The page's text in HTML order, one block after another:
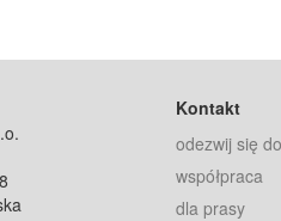
Kontakt
odezwij się
współpraca
dla prasy